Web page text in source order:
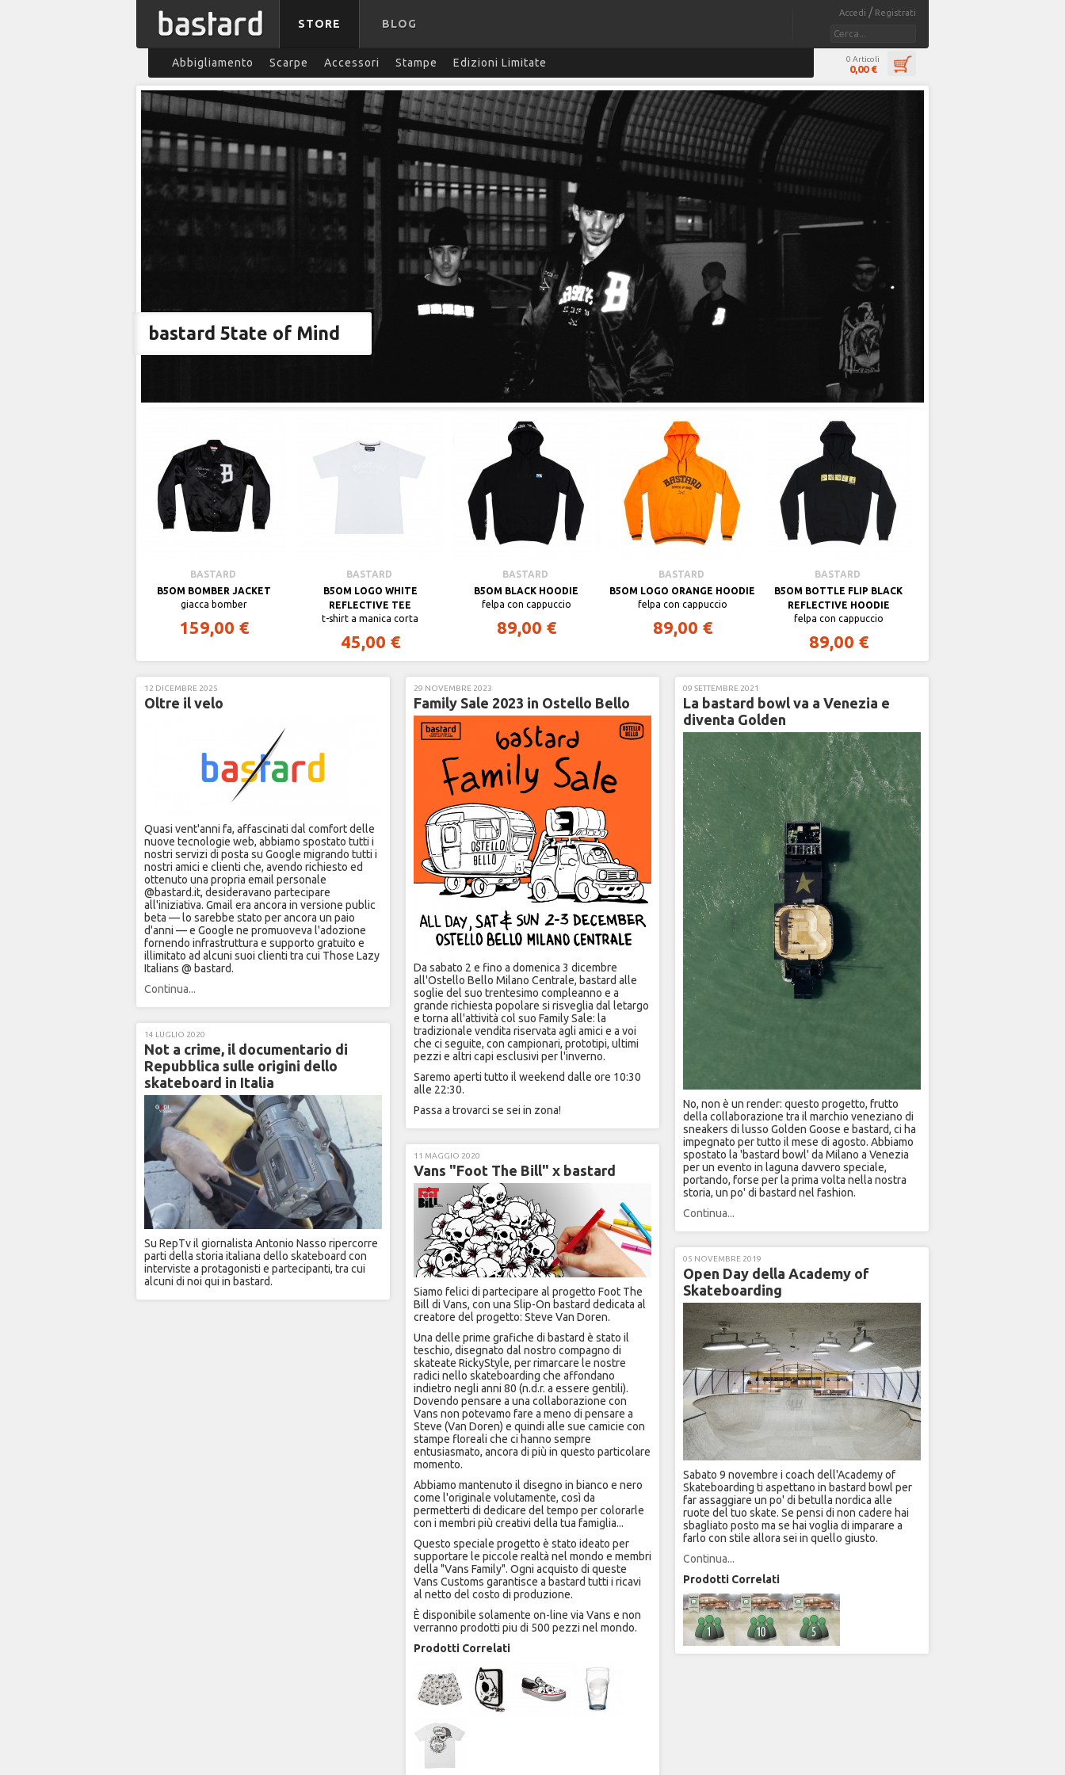
Accedi / Registrati
STORE BLOG
Abbigliamento Scarpe Accessori Stampe Edizioni Limitate 0 Articoli
0,00 €
bastard 5tate of Mind
BASTARD
B5OM BOMBER JACKET
giacca bomber
159,00 €
BASTARD
B5OM LOGO WHITE
REFLECTIVE TEE
t-shirt a manica corta
45,00 €
BASTARD
B5OM BLACK HOODIE
felpa con cappuccio
89,00 €
BASTARD
B5OM LOGO ORANGE HOODIE
felpa con cappuccio
89,00 €
BASTARD
B5OM BOTTLE FLIP BLACK
REFLECTIVE HOODIE
felpa con cappuccio
89,00 €
12 DICEMBRE 2025
Oltre il velo
Quasi vent'anni fa, affascinati dal comfort delle
nuove tecnologie web, abbiamo spostato tutti i
nostri servizi di posta su Google migrando tutti i
nostri amici e clienti che, avendo richiesto ed
ottenuto una propria email personale
@bastard.it, desideravano partecipare
all'iniziativa. Gmail era ancora in versione public
beta — lo sarebbe stato per ancora un paio
d'anni — e Google ne promuoveva l'adozione
fornendo infrastruttura e supporto gratuito e
illimitato ad alcuni suoi clienti tra cui Those Lazy
Italians @ bastard.
Continua...
14 LUGLIO 2020
Not a crime, il documentario di
Repubblica sulle origini dello
skateboard in Italia
Su RepTv il giornalista Antonio Nasso ripercorre
parti della storia italiana dello skateboard con
interviste a protagonisti e partecipanti, tra cui
alcuni di noi qui in bastard.
29 NOVEMBRE 2023
Family Sale 2023 in Ostello Bello
Da sabato 2 e fino a domenica 3 dicembre
all'Ostello Bello Milano Centrale, bastard alle
soglie del suo trentesimo compleanno e a
grande richiesta popolare si risveglia dal letargo
e torna all'attività col suo Family Sale: la
tradizionale vendita riservata agli amici e a voi
che ci seguite, con campionari, prototipi, ultimi
pezzi e altri capi esclusivi per l'inverno.
Saremo aperti tutto il weekend dalle ore 10:30
alle 22:30.
Passa a trovarci se sei in zona!
11 MAGGIO 2020
Vans "Foot The Bill" x bastard
Siamo felici di partecipare al progetto Foot The
Bill di Vans, con una Slip-On bastard dedicata al
creatore del progetto: Steve Van Doren.
Una delle prime grafiche di bastard è stato il
teschio, disegnato dal nostro compagno di
skateate RickyStyle, per rimarcare le nostre
radici nello skateboarding che affondano
indietro negli anni 80 (n.d.r. a essere gentili).
Dovendo pensare a una collaborazione con
Vans non potevamo fare a meno di pensare a
Steve (Van Doren) e quindi alle sue camicie con
stampe floreali che ci hanno sempre
entusiasmato, ancora di più in questo particolare
momento.
Abbiamo mantenuto il disegno in bianco e nero
come l'originale volutamente, così da
permetterti di dedicare del tempo per colorarle
con i membri più creativi della tua famiglia...
Questo speciale progetto è stato ideato per
supportare le piccole realtà nel mondo e membri
della "Vans Family". Ogni acquisto di queste
Vans Customs garantisce a bastard tutti i ricavi
al netto del costo di produzione.
È disponibile solamente on-line via Vans e non
verranno prodotti piu di 500 pezzi nel mondo.
Prodotti Correlati
09 SETTEMBRE 2021
La bastard bowl va a Venezia e
diventa Golden
No, non è un render: questo progetto, frutto
della collaborazione tra il marchio veneziano di
sneakers di lusso Golden Goose e bastard, ci ha
impegnato per tutto il mese di agosto. Abbiamo
spostato la 'bastard bowl' da Milano a Venezia
per un evento in laguna davvero speciale,
portando, forse per la prima volta nella nostra
storia, un po' di bastard nel fashion.
Continua...
05 NOVEMBRE 2019
Open Day della Academy of
Skateboarding
Sabato 9 novembre i coach dell'Academy of
Skateboarding ti aspettano in bastard bowl per
far assaggiare un po' di betulla nordica alle
ruote del tuo skate. Se pensi di non cadere hai
sbagliato posto ma se hai voglia di imparare a
farlo con stile allora sei in quello giusto.
Continua...
Prodotti Correlati